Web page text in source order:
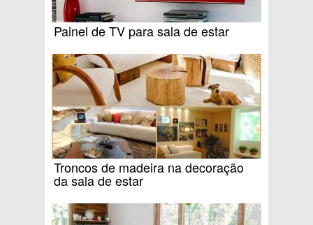
Painel de TV para sala de estar
Troncos de madeira na decoração
da sala de estar